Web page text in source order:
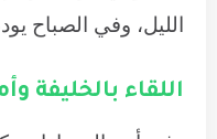
الليل، وفي الصباح
اللقاء بالخليفة